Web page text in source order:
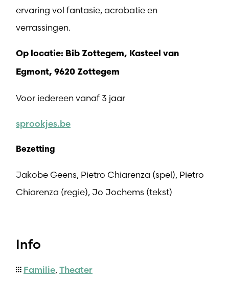
ervaring vol fantasie, acrobatie en
verrassingen.
Op locatie: Bib Zottegem, Kasteel van
Egmont, 9620 Zottegem
Voor iedereen vanaf 3 jaar
sprookjes.be
Bezetting
Jakobe Geens, Pietro Chiarenza (spel), Pietro
Chiarenza (regie), Jo Jochems (tekst)
Info
Familie,Theater